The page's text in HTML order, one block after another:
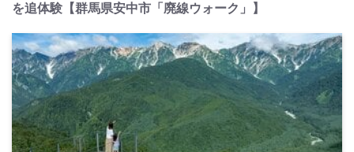
を追体験【群馬県安中市「廃線ウォーク」】